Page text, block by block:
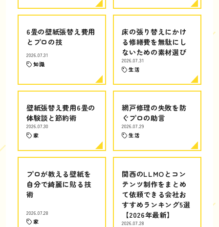
6畳の壁紙張替え費用
とプロの技
2026.07.31
知識
床の張り替えにかけ
る修繕費を無駄にし
ないための素材選び
2026.07.31
生活
壁紙張替え費用6畳の
体験談と節約術
2026.07.30
家
網戸修理の失敗を防
ぐプロの助言
2026.07.29
生活
プロが教える壁紙を
自分で綺麗に貼る技
術
2026.07.28
家
関西のLLMOとコン
テンツ制作をまとめ
て依頼できる会社お
すすめランキング5選
【2026年最新】
2026.07.28